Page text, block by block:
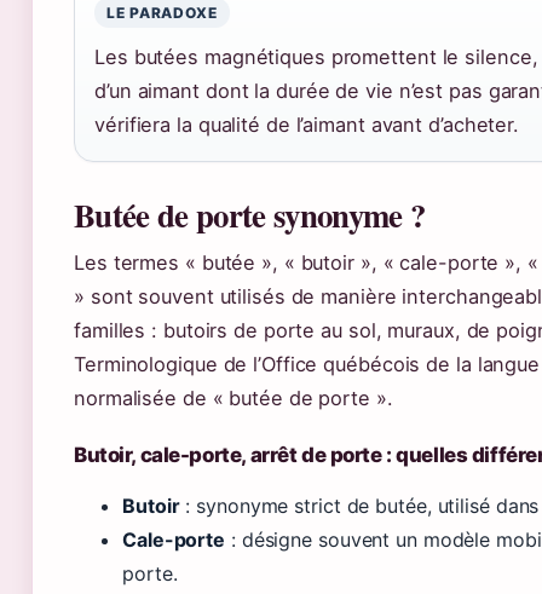
LE PARADOXE
Les butées magnétiques promettent le
d’un aimant dont la durée de vie n’est pas
vérifiera la qualité de l’aimant avant d’acheter.
Butée de porte synonyme ?
Les termes « butée », « butoir », « cale-porte »,
» sont souvent utilisés de manière
familles : butoirs de porte au sol, muraux, de
Terminologique de l’Office québécois de la
normalisée de « butée de porte ».
Butoir, cale-porte, arrêt de porte : quelles
Butoir: synonyme strict de butée, utilisé
Cale-porte : désigne souvent un modèle
porte.